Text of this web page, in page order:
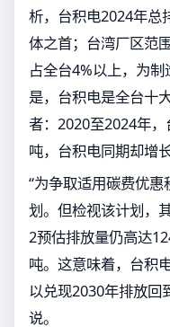
析，台积电2024年总
体之首；台湾厂区范
占全台4%以上，为
是，台积电是全台十
者：2020至2024年
吨，台积电同期却增
“为争取适用碳费优
划。但检视该计划，
2预估排放量仍高达
吨。这意味着，台积
以兑现2030年排放回
说。